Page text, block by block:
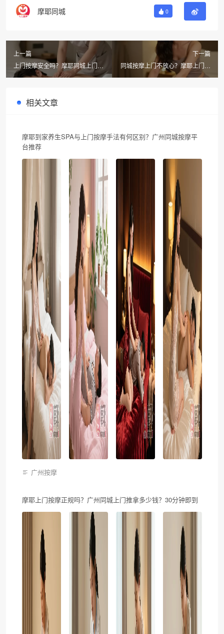
摩耶同城 0
上一篇
上门按摩安全吗？摩耶同城上门按
摩双审机制揭秘，300元券速领
下一篇
同城按摩上门不放心？摩耶上门按
摩不满意换人或退款，亲测靠谱！
相关文章
摩耶到家养生SPA与上门按摩手法有何区别？广州同城按摩平
台推荐
广州按摩
摩耶上门按摩正规吗？广州同城上门推拿多少钱？30分钟即到